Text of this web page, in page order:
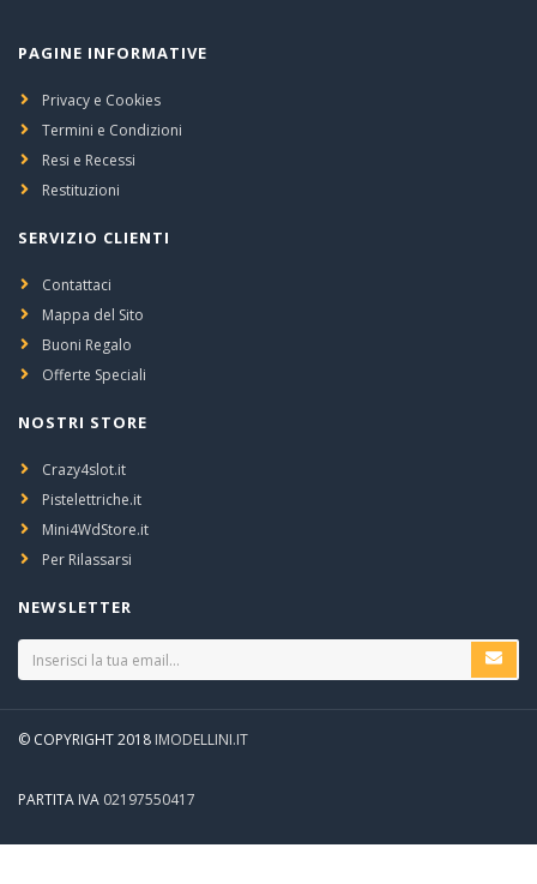
PAGINE INFORMATIVE
Privacy e Cookies
Termini e Condizioni
Resi e Recessi
Restituzioni
SERVIZIO CLIENTI
Contattaci
Mappa del Sito
Buoni Regalo
Offerte Speciali
NOSTRI STORE
Crazy4slot.it
Pistelettriche.it
Mini4WdStore.it
Per Rilassarsi
NEWSLETTER
© COPYRIGHT 2018 IMODELLINI.IT
PARTITA IVA 02197550417